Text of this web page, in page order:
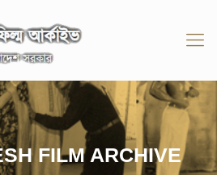
FILM ARCHIVE